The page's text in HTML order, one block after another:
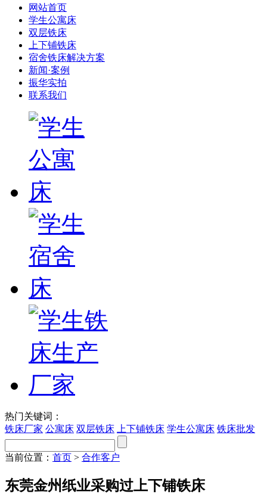
网站首页
学生公寓床
双层铁床
上下铺铁床
宿舍铁床解决方案
新闻·案例
振华实拍
联系我们
热门关键词：
铁床厂家 公寓床 双层铁床 上下铺铁床 学生公寓床 铁床批发
当前位置： 首页 > 合作客户
东莞金州纸业采购过上下铺铁床